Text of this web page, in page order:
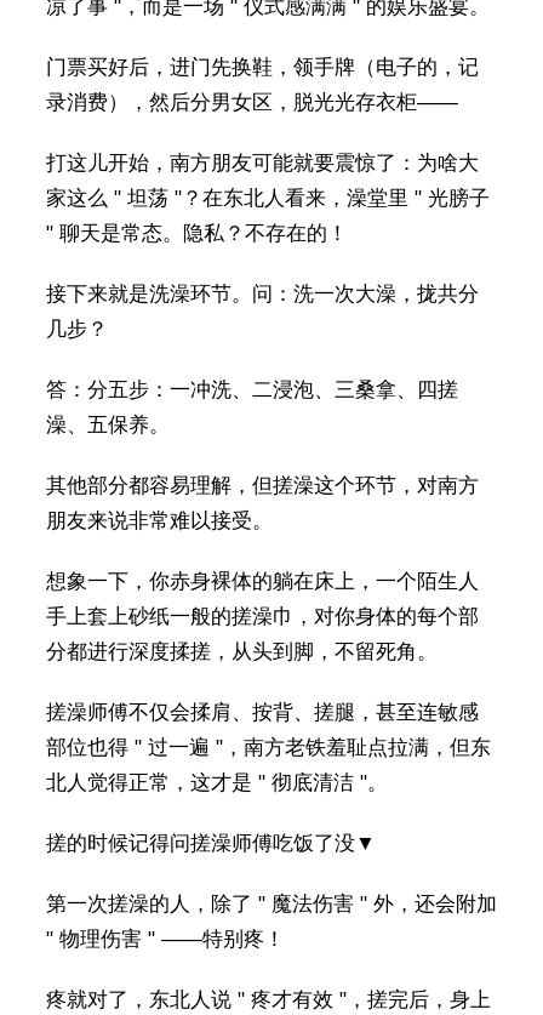
凉了事 "，而是一场 " 仪式感满满 " 的娱乐盛宴。
门票买好后，进门先换鞋，领手牌（电子的，记
录消费），然后分男女区，脱光光存衣柜——
打这儿开始，南方朋友可能就要震惊了：为啥大
家这么 " 坦荡 "？在东北人看来，澡堂里 " 光膀子
" 聊天是常态。隐私？不存在的！
接下来就是洗澡环节。问：洗一次大澡，拢共分
几步？
答：分五步：一冲洗、二浸泡、三桑拿、四搓
澡、五保养。
其他部分都容易理解，但搓澡这个环节，对南方
朋友来说非常难以接受。
想象一下，你赤身裸体的躺在床上，一个陌生人
手上套上砂纸一般的搓澡巾，对你身体的每个部
分都进行深度揉搓，从头到脚，不留死角。
搓澡师傅不仅会揉肩、按背、搓腿，甚至连敏感
部位也得 " 过一遍 "，南方老铁羞耻点拉满，但东
北人觉得正常，这才是 " 彻底清洁 "。
搓的时候记得问搓澡师傅吃饭了没▼
第一次搓澡的人，除了 " 魔法伤害 " 外，还会附加
" 物理伤害 " ——特别疼！
疼就对了，东北人说 " 疼才有效 "，搓完后，身上